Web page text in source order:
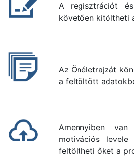
A regisztrációt
követően kitöltheti
Az Önéletrajzát
a feltöltött
Amennyiben
motivációs levele
feltöltheti őket a